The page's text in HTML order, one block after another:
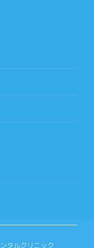
タルクリニック